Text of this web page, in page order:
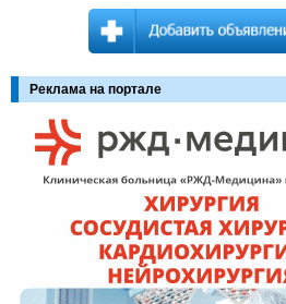
Реклама на портале